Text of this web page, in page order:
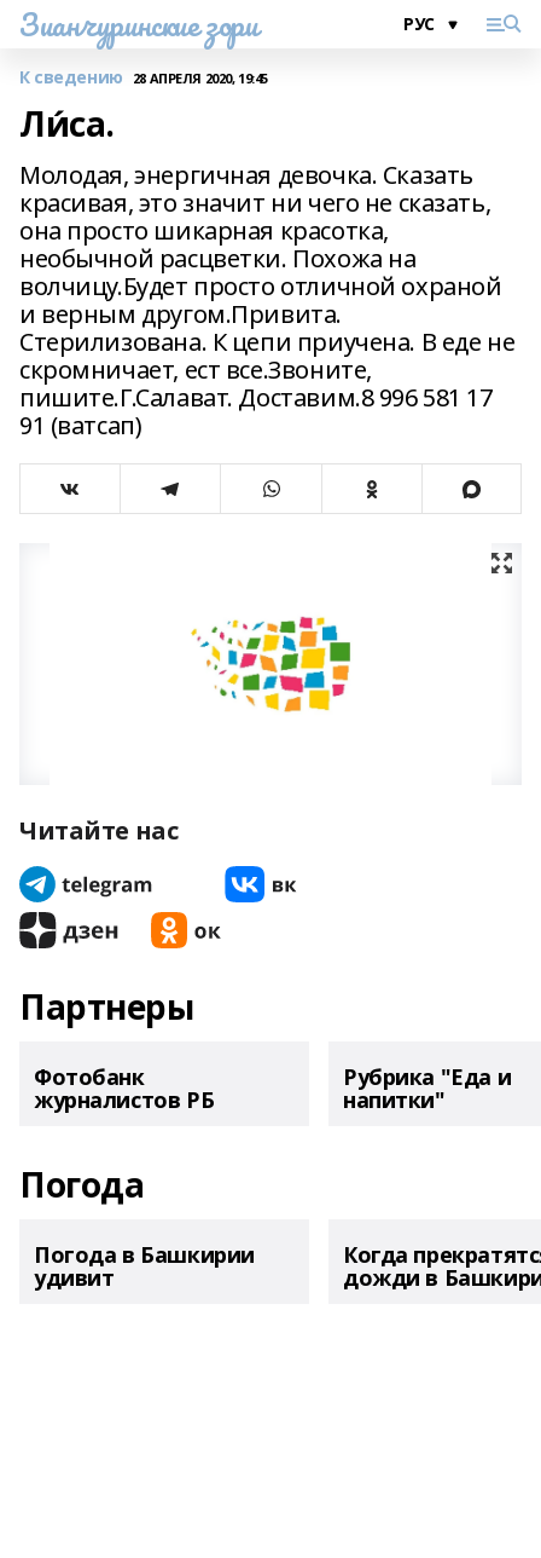
Зианчуринские зори
К сведению 28 АПРЕЛЯ 2020, 19:45
Ли́са.
Молодая, энергичная девочка. Сказать
красивая, это значит ни чего не сказать,
она просто шикарная красотка,
необычной расцветки. Похожа на
волчицу.Будет просто отличной охраной
и верным другом.Привита.
Стерилизована. К цепи приучена. В еде не
скромничает, ест все.Звоните,
пишите.Г.Салават. Доставим.8 996 581 17
91 (ватсап)
Читайте нас
Партнеры
Фотобанк
журналистов РБ
Рубрика "Еда и
напитки"
Погода
Погода в Башкирии
удивит
Когда
дожди в